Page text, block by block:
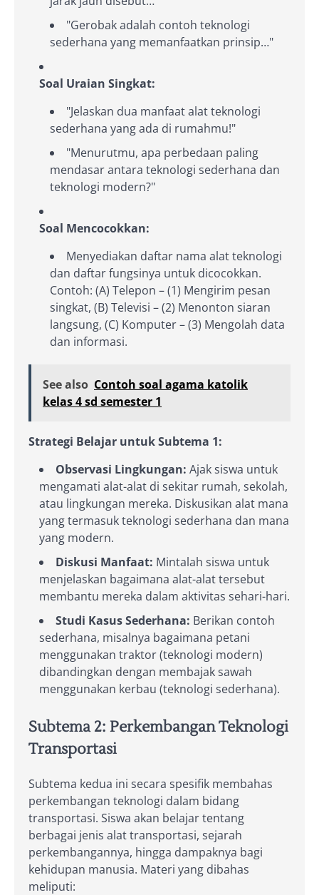
"Gerobak adalah contoh teknologi
sederhana yang memanfaatkan prinsip…"
Soal Uraian Singkat:
"Jelaskan dua manfaat alat teknologi
sederhana yang ada di rumahmu!"
"Menurutmu, apa perbedaan paling
mendasar antara teknologi sederhana dan
teknologi modern?"
Soal Mencocokkan:
Menyediakan daftar nama alat teknologi
dan daftar fungsinya untuk dicocokkan.
Contoh: (A) Telepon – (1) Mengirim pesan
singkat, (B) Televisi – (2) Menonton siaran
langsung, (C) Komputer – (3) Mengolah data
dan informasi.
See also Contoh soal agama katolik
kelas 4 sd semester 1
Strategi Belajar untuk Subtema 1:
Observasi Lingkungan: Ajak siswa untuk
mengamati alat-alat di sekitar rumah, sekolah,
atau lingkungan mereka. Diskusikan alat mana
yang termasuk teknologi sederhana dan mana
yang modern.
Diskusi Manfaat: Mintalah siswa untuk
menjelaskan bagaimana alat-alat tersebut
membantu mereka dalam aktivitas sehari-hari.
Studi Kasus Sederhana: Berikan contoh
sederhana, misalnya bagaimana petani
menggunakan traktor (teknologi modern)
dibandingkan dengan membajak sawah
menggunakan kerbau (teknologi sederhana).
Subtema 2: Perkembangan Teknologi
Transportasi
Subtema kedua ini secara spesifik membahas
perkembangan teknologi dalam bidang
transportasi. Siswa akan belajar tentang
berbagai jenis alat transportasi, sejarah
perkembangannya, hingga dampaknya bagi
kehidupan manusia. Materi yang dibahas
meliputi: